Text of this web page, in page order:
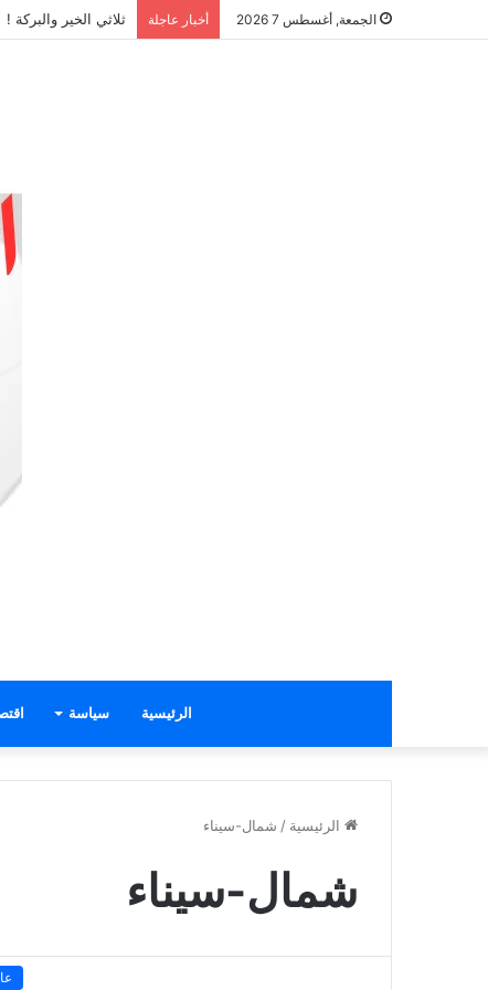
الجمعة, أغسطس 7 2026 أخبار عاجلة ثلاثي الخير والبركة !
الرئيسية سياسة
الرئيسية / شمال-سيناء
شمال-سيناء